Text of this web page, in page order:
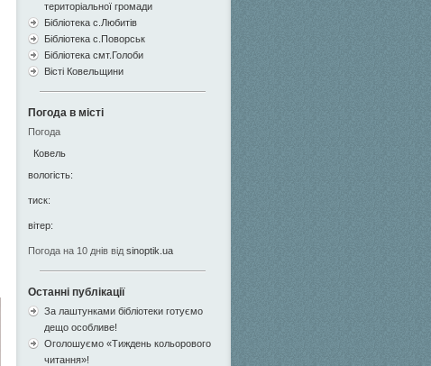
територіальної громади
Бібліотека с.Любитів
Бібліотека с.Поворськ
Бібліотека смт.Голоби
Вісті Ковельщини
Погода в місті
Погода
Ковель
вологість:
тиск:
вітер:
Погода на 10 днів від sinoptik.ua
Останні публікації
За лаштунками бібліотеки готуємо
дещо особливе!
Оголошуємо «Тиждень кольорового
читання»!